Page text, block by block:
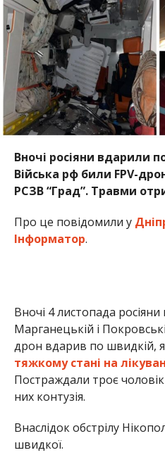
Вночі росіяни вдарили
Війська рф били FPV-
РСЗВ “Град”. Травми
Про це повідомили у
Інформатор.
Вночі 4 листопада
Марганецькій і
дрон вдарив по швидкій,
тяжкому стані на
Постраждали троє
них контузія.
Внаслідок обстрілу
швидкої.